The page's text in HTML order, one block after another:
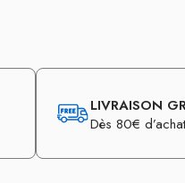
LIVRAISON
Dès 80€ d’achat